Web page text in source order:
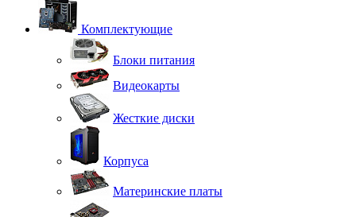
Комплектующие
Блоки питания
Видеокарты
Жесткие диски
Корпуса
Материнские платы